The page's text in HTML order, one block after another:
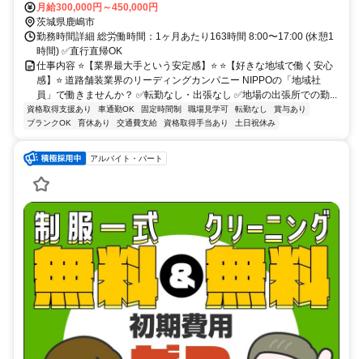
月給300,000円～450,000円
茨城県鹿嶋市
勤務時間詳細 総労働時間：1ヶ月あたり163時間 8:00〜17:00 (休憩1
時間) ✅直行直帰OK
仕事内容 ⭐【業界最大手という安定感】⭐ ⭐【好きな地域で働く安心
感】⭐ 道路舗装業界のリーディングカンパニー NIPPOの「地域社
員」で働きませんか？ ✅転勤なし・出張なし ✅地場の出張所での勤...
資格取得支援あり 車通勤OK 固定時間制 職場見学可 転勤なし
賞与あり
ブランクOK
育休あり 交通費支給 資格取得手当あり 土日祝休み
アルバイト・パート